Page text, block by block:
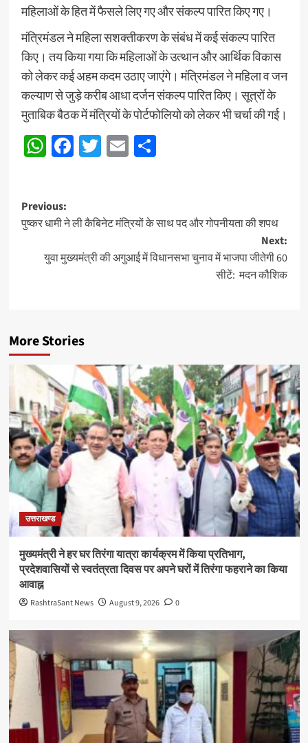
महिलाओं के हित में फैसले लिए गए और संकल्प पारित किए गए।
मंत्रिमंडल ने महिला सशक्तीकरण के संबंध में कई संकल्प पारित
किए। तय किया गया कि महिलाओं के उत्थान और आर्थिक विकास
को लेकर कई अहम कदम उठाए जाएंगे। मंत्रिमंडल ने महिला व जन
कल्याण से जुड़े करीब आधा दर्जन संकल्प पारित किए। सूत्रों के
मुताबिक बैठक में मंत्रियों के पोर्टफोलियो को लेकर भी चर्चा की गई।
WhatsApp
Facebook
Twitter
EmailShare
Post
navigation
Previous:
पुष्कर धामी ने ली कैबिनेट मंत्रियों के साथ पद और गोपनीयता की शपथ
Next:
युवा मुख्यमंत्री की अगुआई में विधानसभा चुनाव में भाजपा जीतेगी 60
सीटें: मदन कौशिक
More Stories
उत्तराखण्ड
मुख्यमंत्री ने हर घर तिरंगा यात्रा कार्यक्रम में किया प्रतिभाग,
प्रदेशवासियों से स्वतंत्रता दिवस पर अपने घरों में तिरंगा फहराने का किया
आवाह्न
RashtraSant News August 9, 2026 0